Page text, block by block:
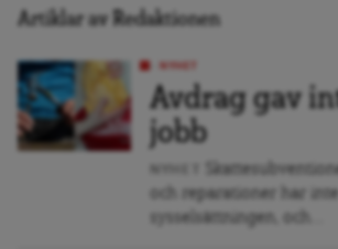
Artiklar av Redaktionen
Avdrag gav
jobb
och reparationer har
sysselsättningen, och...